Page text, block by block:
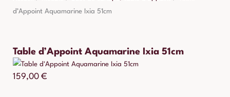
d’Appoint Aquamarine Ixia 51cm
Table d’Appoint Aquamarine Ixia 51cm
159,00 €